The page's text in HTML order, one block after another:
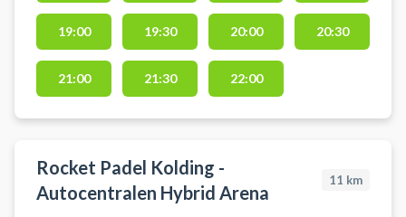
19:00 19:30 20:00 20:30
21:00 21:30 22:00
Rocket Padel Kolding -
Autocentralen Hybrid Arena
11 km